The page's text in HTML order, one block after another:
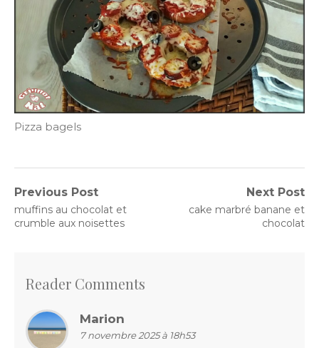
Pizza bagels
Navigation
de
Previous Post
Previous
post:
muffins au chocolat et
crumble aux noisettes
Next Post
Next
cake marbré banane et
chocolat
Reader Comments
Marion
7 novembre 2025 à 18h53